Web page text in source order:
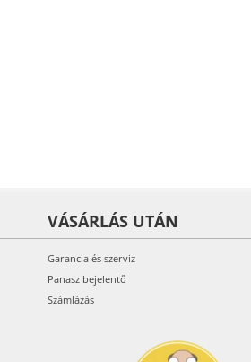
VÁSÁRLÁS UTÁN
Garancia és szerviz
Panasz bejelentő
Számlázás